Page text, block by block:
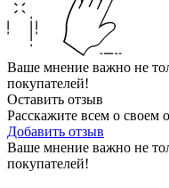
Ваше мнение важно не
покупателей!
Оставить отзыв
Расскажите всем о своем
Добавить отзыв
Ваше мнение важно не
покупателей!